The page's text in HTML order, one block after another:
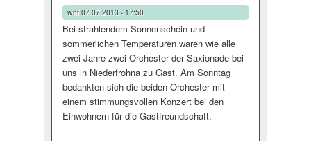
wnf07.07.2013 - 17:50
Bei strahlendem Sonnenschein und
sommerlichen Temperaturen waren wie alle
zwei Jahre zwei Orchester der Saxionade bei
uns in Niederfrohna zu Gast. Am Sonntag
bedankten sich die beiden Orchester mit
einem stimmungsvollen Konzert bei den
Einwohnern für die Gastfreundschaft.